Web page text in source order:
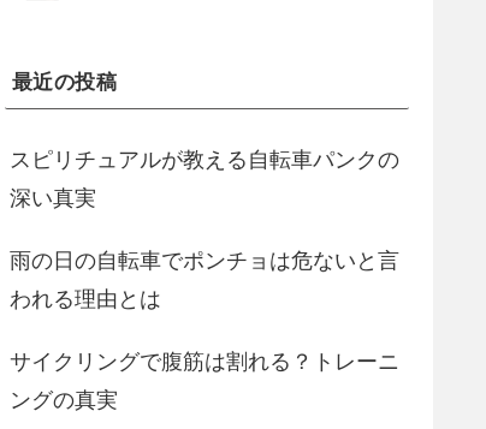
最近の投稿
スピリチュアルが教える自転車パンクの
深い真実
雨の日の自転車でポンチョは危ないと言
われる理由とは
サイクリングで腹筋は割れる？トレーニ
ングの真実